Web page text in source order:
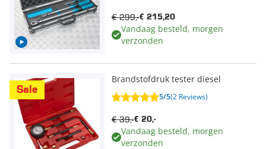
€ 215,20
€ 299,-
Vandaag besteld, morgen
verzonden
Sale
Brandstofdruk tester diesel
5/5(2 Reviews)
€ 20,-
€ 39,-
Vandaag besteld, morgen
verzonden